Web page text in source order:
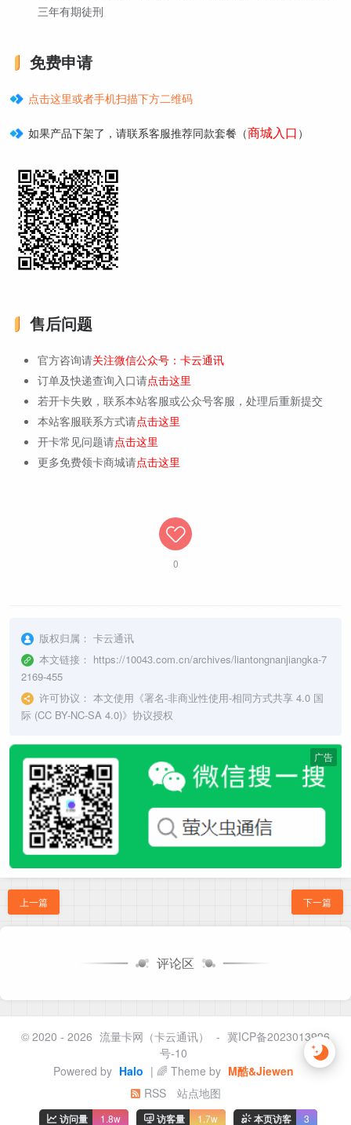
三年有期徒刑
免费申请
点击这里或者手机扫描下方二维码
如果产品下架了，请联系客服推荐同款套餐（商城入口 ）
售后问题
官方咨询请关注微信公众号：卡云通讯
订单及快递查询入口请点击这里
若开卡失败，联系本站客服或公众号客服，处理后重新提交
本站客服联系方式请点击这里
开卡常见问题请点击这里
更多免费领卡商城请点击这里
0
版权归属： 卡云通讯
本文链接： https://10043.com.cn/archives/liantongnanjiangka-7
2169-455
许可协议： 本文使用《署名-非商业性使用-相同方式共享 4.0 国
际 (CC BY-NC-SA 4.0)》协议授权
广告
上一篇 下一篇
评论区
© 2020 - 2026 流量卡网（卡云通讯） - 冀ICP备2023013996
号-10
Powered by Halo | 🌈 Theme by M酷&Jiewen
RSS
站点地图
访问量 1.8w 访客量 1.7w 本页访客 3